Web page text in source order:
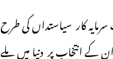
کار سیاستداں کی طرح
کے انتخاب پر دنیا میں ملے